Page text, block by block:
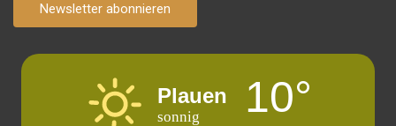
Newsletter abonnieren
Plauen
sonnig 10°